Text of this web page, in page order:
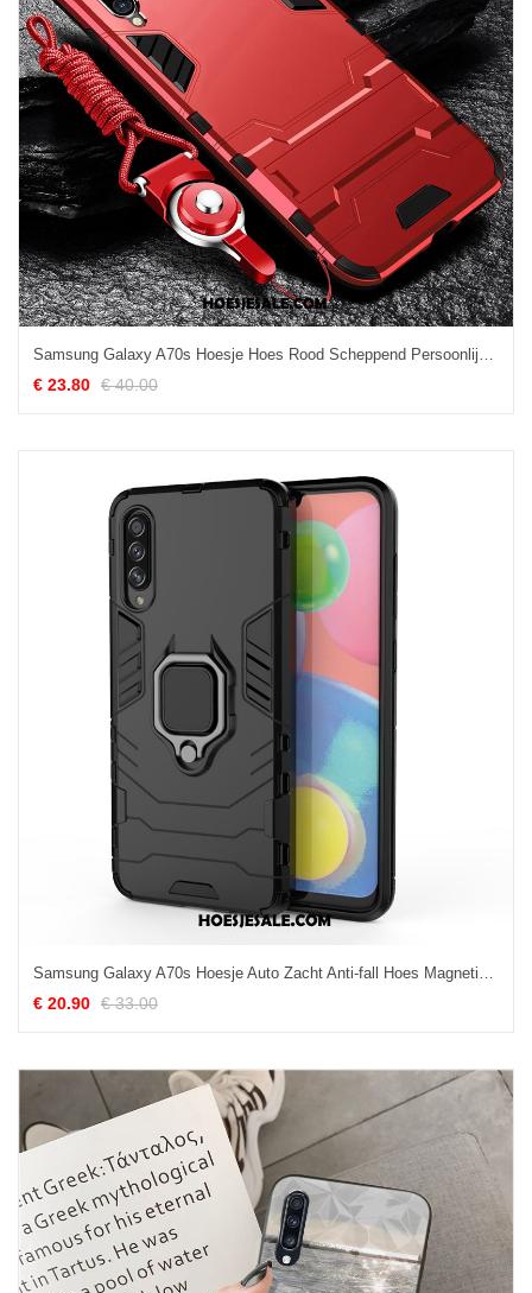
Samsung Galaxy A70s Hoesje Hoes Rood Scheppend Persoonlijk Ster Aanbiedingen
€ 23.80 € 40.00
Samsung Galaxy A70s Hoesje Auto Zacht Anti-fall Hoes Magnetisch Online
€ 20.90 € 33.00